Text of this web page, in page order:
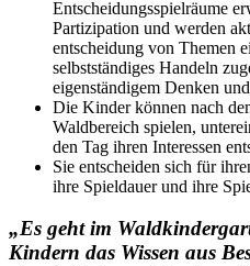
Entscheidungsspielräume
Partizipation und werden
entscheidung von Themen
selbstständiges Handeln
eigenständigem Denken
Die Kinder können nach
Waldbereich spielen,
den Tag ihren Interessen
Sie entscheiden sich für
ihre Spieldauer und ihre
„Es geht im
Kindern das Wissen aus